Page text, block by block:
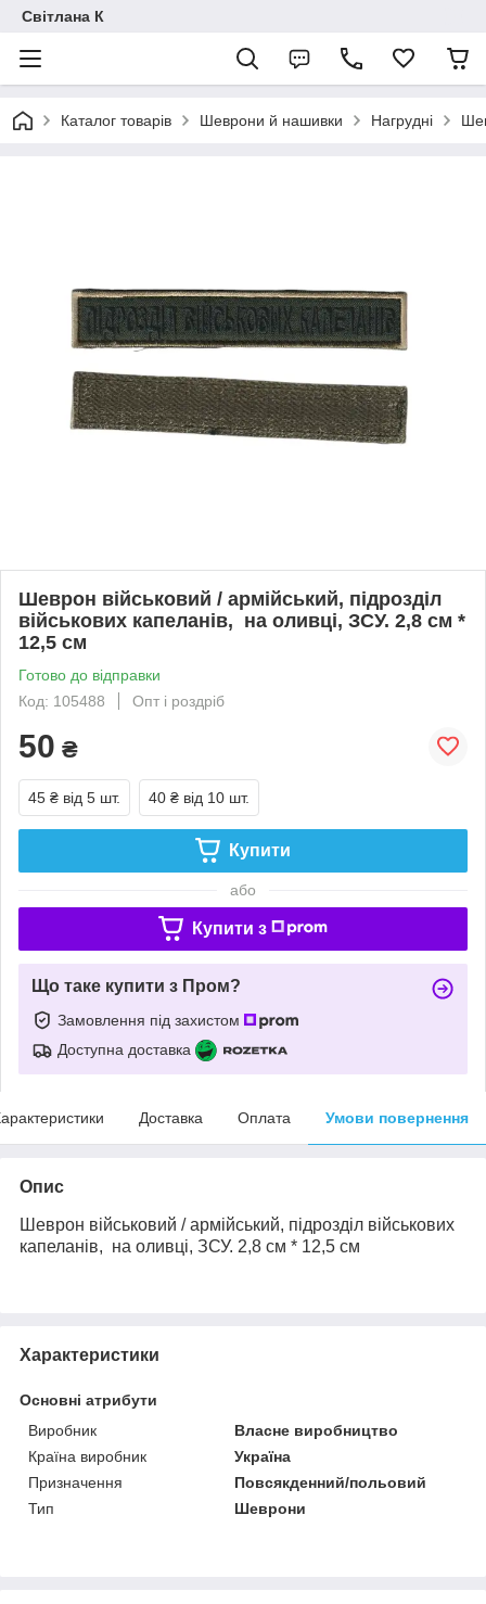
Світлана К
Каталог товарів Шеврони й нашивки Нагрудні
Шеврон військовий / армійський, підрозділ
військових капеланів, на оливці, ЗСУ. 2,8 см *
12,5 см
Готово до відправки
Код: 105488
Опт і роздріб
50 ₴
45 ₴ від 5 шт. 40 ₴ від 10 шт.
Купити
або
Купити з
Що таке купити з Пром?
Замовлення під захистом
Доступна доставка
Доставка Оплата Умови повернення
Опис
Шеврон військовий / армійський, підрозділ військових
капеланів, на оливці, ЗСУ. 2,8 см * 12,5 см
Характеристики
Основні атрибути
Виробник
Власне виробництво
Країна виробник
Україна
Призначення
Повсякденний/польовий
Тип
Шеврони